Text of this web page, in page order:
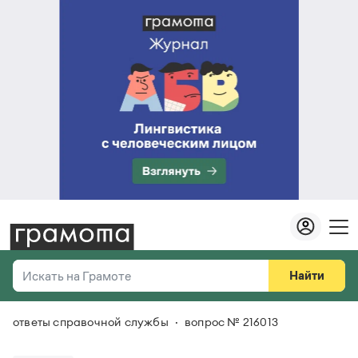
Искать на Грамоте
Справочная служба
Найти
Везде
ответы справочной службы вопрос № 216013